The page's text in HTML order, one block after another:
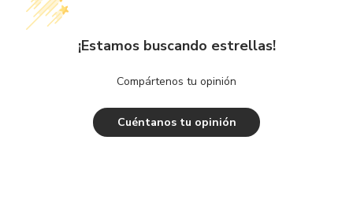
¡Estamos buscando estrellas!
Compártenos tu opinión
Cuéntanos tu opinión